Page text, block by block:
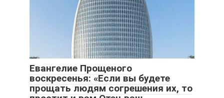
Евангелие Прощеного
воскресенья: «Если вы будете
прощать людям согрешения их, то